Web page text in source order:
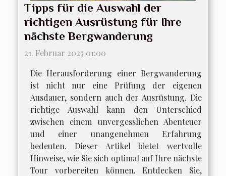
Tipps für die Auswahl der
richtigen Ausrüstung für Ihre
nächste Bergwanderung
21. Februar 2025 01:00
Die Herausforderung einer Bergwanderung
ist nicht nur eine Prüfung der eigenen
Ausdauer, sondern auch der Ausrüstung. Die
richtige Auswahl kann den Unterschied
zwischen einem unvergesslichen Abenteuer
und einer unangenehmen Erfahrung
bedeuten. Dieser Artikel bietet wertvolle
Hinweise, wie Sie sich optimal auf Ihre nächste
Tour vorbereiten können. Entdecken Sie,